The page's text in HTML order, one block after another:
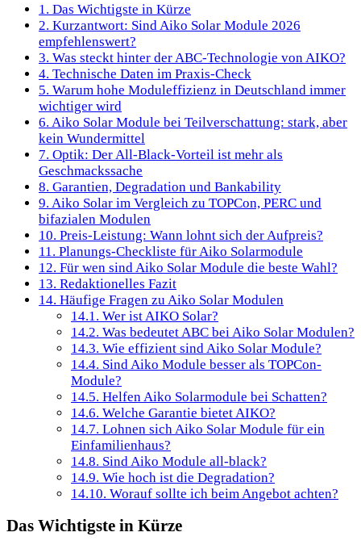
1. Das Wichtigste in Kürze
2. Kurzantwort: Sind Aiko Solar Module 2026
empfehlenswert?
3. Was steckt hinter der ABC-Technologie von AIKO?
4. Technische Daten im Praxis-Check
5. Warum hohe Moduleffizienz in Deutschland immer
wichtiger wird
6. Aiko Solar Module bei Teilverschattung: stark, aber
kein Wundermittel
7. Optik: Der All-Black-Vorteil ist mehr als
Geschmackssache
8. Garantien, Degradation und Bankability
9. Aiko Solar im Vergleich zu TOPCon, PERC und
bifazialen Modulen
10. Preis-Leistung: Wann lohnt sich der Aufpreis?
11. Planungs-Checkliste für Aiko Solarmodule
12. Für wen sind Aiko Solar Module die beste Wahl?
13. Redaktionelles Fazit
14. Häufige Fragen zu Aiko Solar Modulen
14.1. Wer ist AIKO Solar?
14.2. Was bedeutet ABC bei Aiko Solar Modulen?
14.3. Wie effizient sind Aiko Solar Module?
14.4. Sind Aiko Module besser als TOPCon-
Module?
14.5. Helfen Aiko Solarmodule bei Schatten?
14.6. Welche Garantie bietet AIKO?
14.7. Lohnen sich Aiko Solar Module für ein
Einfamilienhaus?
14.8. Sind Aiko Module all-black?
14.9. Wie hoch ist die Degradation?
14.10. Worauf sollte ich beim Angebot achten?
Das Wichtigste in Kürze